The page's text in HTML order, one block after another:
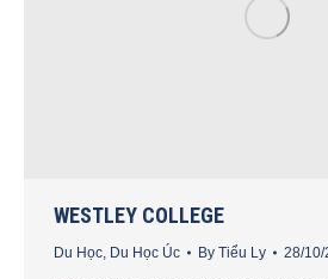
WESTLEY COLLEGE
Du Học, Du Học Úc By Tiểu Ly 28/10/